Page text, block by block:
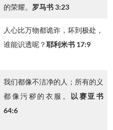
的荣耀。 罗马书 3:23
人心比万物都诡诈，坏到极处，
谁能识透呢？耶利米书 17:9
我们都像不洁净的人；所有的义
都像污秽的衣服。 以赛亚书
64:6